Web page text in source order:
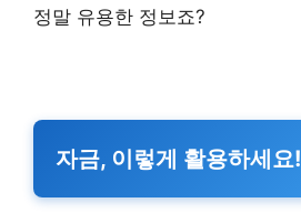
정말 유용한 정보죠?
자금, 이렇게 활용하세요!